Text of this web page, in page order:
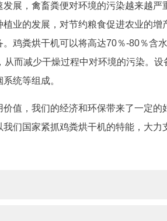
展，禽畜粪便对环境的污染越来越严
业的发展，对节约粮食促进农业的增
鸡粪烘干机可以将高达70％-80％含
而减少干燥过程中对环境的污染。设
统等组成。
值，我们的经济和环保带来了一定的
们国家紧抓鸡粪烘干机的特能，大力